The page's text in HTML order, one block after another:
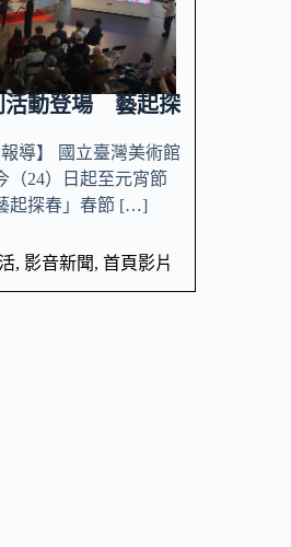
活動登場 藝起探
導】 國立臺灣美術館
（24）日起至元宵節
起探春」春節 […]
, 影音新聞, 首頁影片